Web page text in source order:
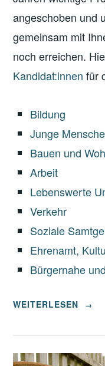
angeschoben und
gemeinsam mit
noch erreichen.
Kandidat:innen für
Bildung
Junge
Bauen und
Arbeit
Lebenswerte
Verkehr
Soziale
Ehrenamt,
Bürgernahe
„WAHLPROGRAMM
WEITERLESEN →